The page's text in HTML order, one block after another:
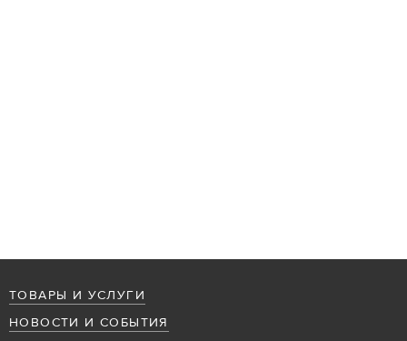
ТОВАРЫ И УСЛУГИ
НОВОСТИ И СОБЫТИЯ